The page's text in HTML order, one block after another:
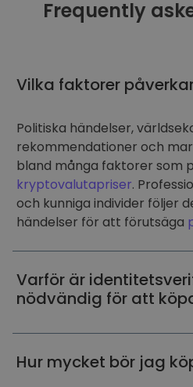
Frequently
Vilka faktorer
Politiska händelser,
rekommendationer och
bland många faktorer som
kryptovalutapriser.
och kunniga individer följer
händelser för att förutsäga
Varför är
nödvändig för att
Hur mycket bör jag